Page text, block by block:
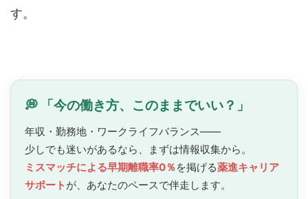
す。
💭 「今の働き方、このままでいい？」
年収・勤務地・ワークライフバランス——
少しでも迷いがあるなら、まずは情報収集から。
ミスマッチによる早期離職率0％を掲げる薬進キャリア
サポート が、あなたのペースで伴走します。